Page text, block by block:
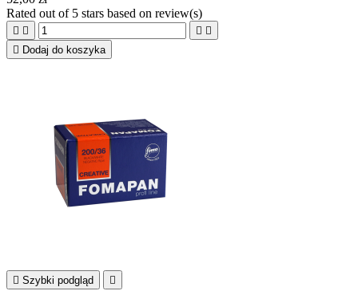
Rated out of 5 stars based on review(s)
   
 Dodaj do koszyka
 Szybki podgląd 